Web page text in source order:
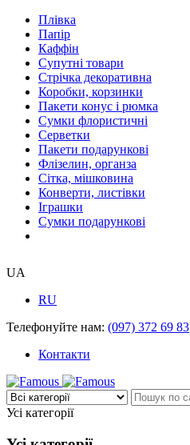
Плівка
Папір
Каффін
Супутні товари
Стрічка декоративна
Коробки, корзинки
Пакети конус і рюмка
Сумки флористичні
Серветки
Пакети подарункові
Флізелин, органза
Сітка, мішковина
Конверти, листівки
Іграшки
Сумки подарункові
UA
RU
Телефонуйте нам: (097) 372 69 83
Контакти
Усі категорії